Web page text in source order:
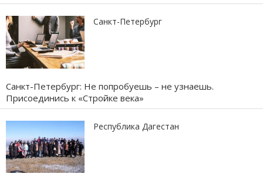
Санкт-Петербург
Санкт-Петербург: Не попробуешь – не узнаешь.
Присоединись к «Стройке века»
Республика Дагестан